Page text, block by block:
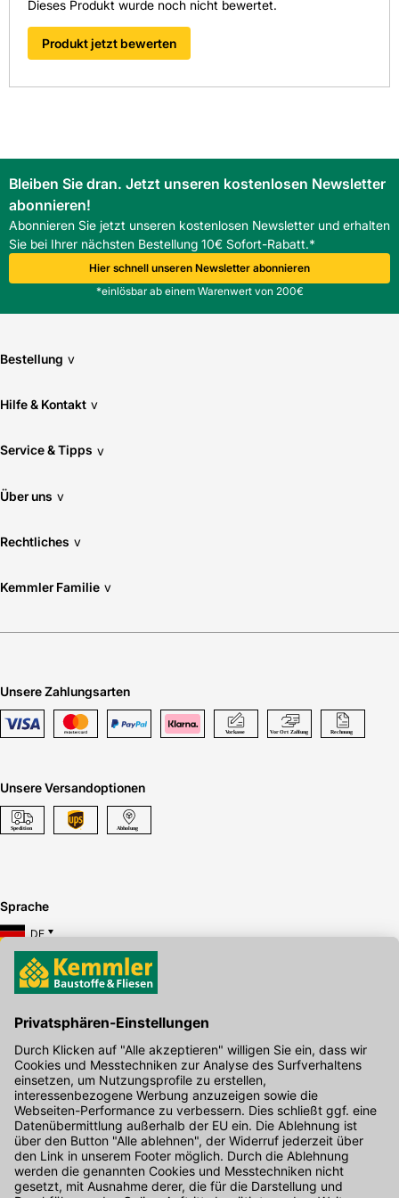
EDR Rx WD 1x1 ZIE AL
Artikelnummer: 4080020061
Material: Aluminium
Systemmerkmale: Steckmontagesystem ohne
außenliegende Verschraubungen, werkseitig vormontiert
Kompatibilität: Designo Gr.
Dieses Produkt wurde noch nicht bewertet.
Produkt jetzt bewerten
Bleiben Sie dran. Jetzt unseren kostenlosen Newsletter
abonnieren!
Abonnieren Sie jetzt unseren kostenlosen Newsletter und erhalten
Sie bei Ihrer nächsten Bestellung 10€ Sofort-Rabatt.*
Hier schnell unseren Newsletter abonnieren
*einlösbar ab einem Warenwert von 200€
Bestellung v
Hilfe & Kontakt v
Service & Tipps v
Über uns v
Rechtliches v
Kemmler Familie v
Unsere Zahlungsarten
Unsere Versandoptionen
Sprache
DE
Hier gibt's die kostenlose App
Kontakt
Unser Onlineshop Team ist montags bis freitags von 08:00 - 17:00
Uhr unter der Telefonnummer07071 / 151-151für Sie erreichbar.